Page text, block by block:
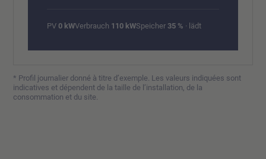
PV 0 kWVerbrauch 110 kWSpeicher 35 % · lädt
* Profil journalier donné à titre d’exemple. Les valeurs indiquées sont
indicatives et dépendent de la taille de l’installation, de la
consommation et du site.